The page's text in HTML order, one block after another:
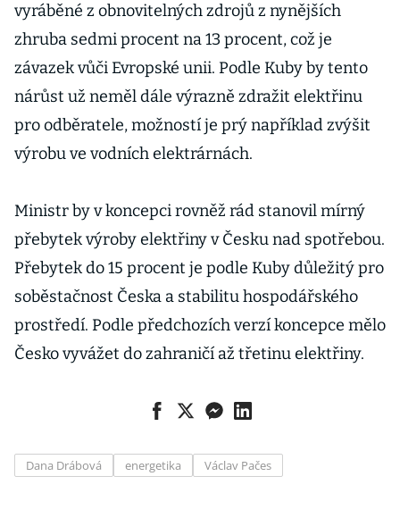
vyráběné z obnovitelných zdrojů z nynějších
zhruba sedmi procent na 13 procent, což je
závazek vůči Evropské unii. Podle Kuby by tento
nárůst už neměl dále výrazně zdražit elektřinu
pro odběratele, možností je prý například zvýšit
výrobu ve vodních elektrárnách.
Ministr by v koncepci rovněž rád stanovil mírný
přebytek výroby elektřiny v Česku nad spotřebou.
Přebytek do 15 procent je podle Kuby důležitý pro
soběstačnost Česka a stabilitu hospodářského
prostředí. Podle předchozích verzí koncepce mělo
Česko vyvážet do zahraničí až třetinu elektřiny.
Dana Drábová energetika Václav Pačes